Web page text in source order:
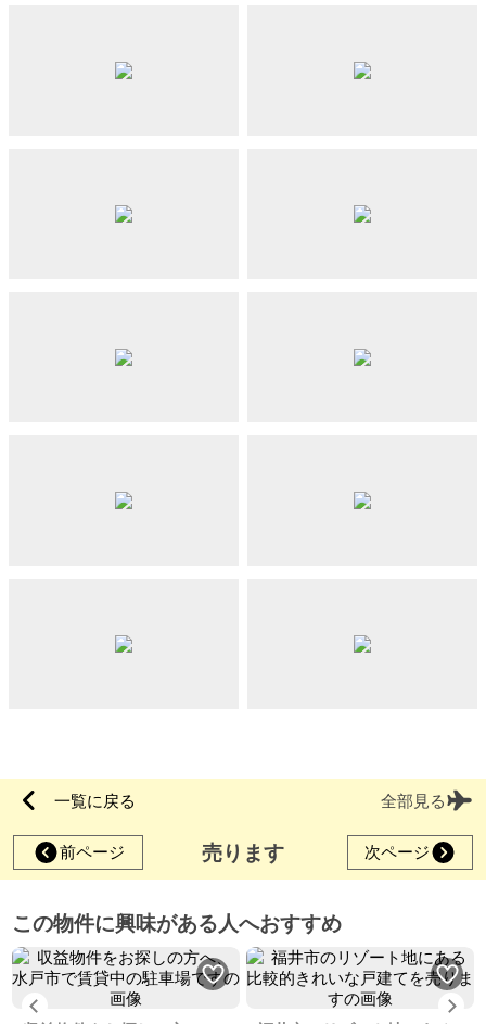
一覧に戻る 全部見る
前ページ 売ります 次ページ
この物件に興味がある人へおすすめ
Previous